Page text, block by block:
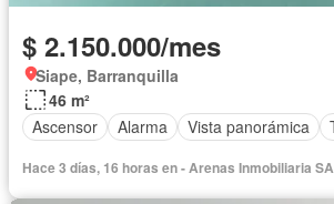
$ 2.150.000/mes
Siape, Barranquilla
46 m²
Ascensor
Alarma Vista panorámica
Hace 3 días, 16 horas en - Arenas Inmobiliaria